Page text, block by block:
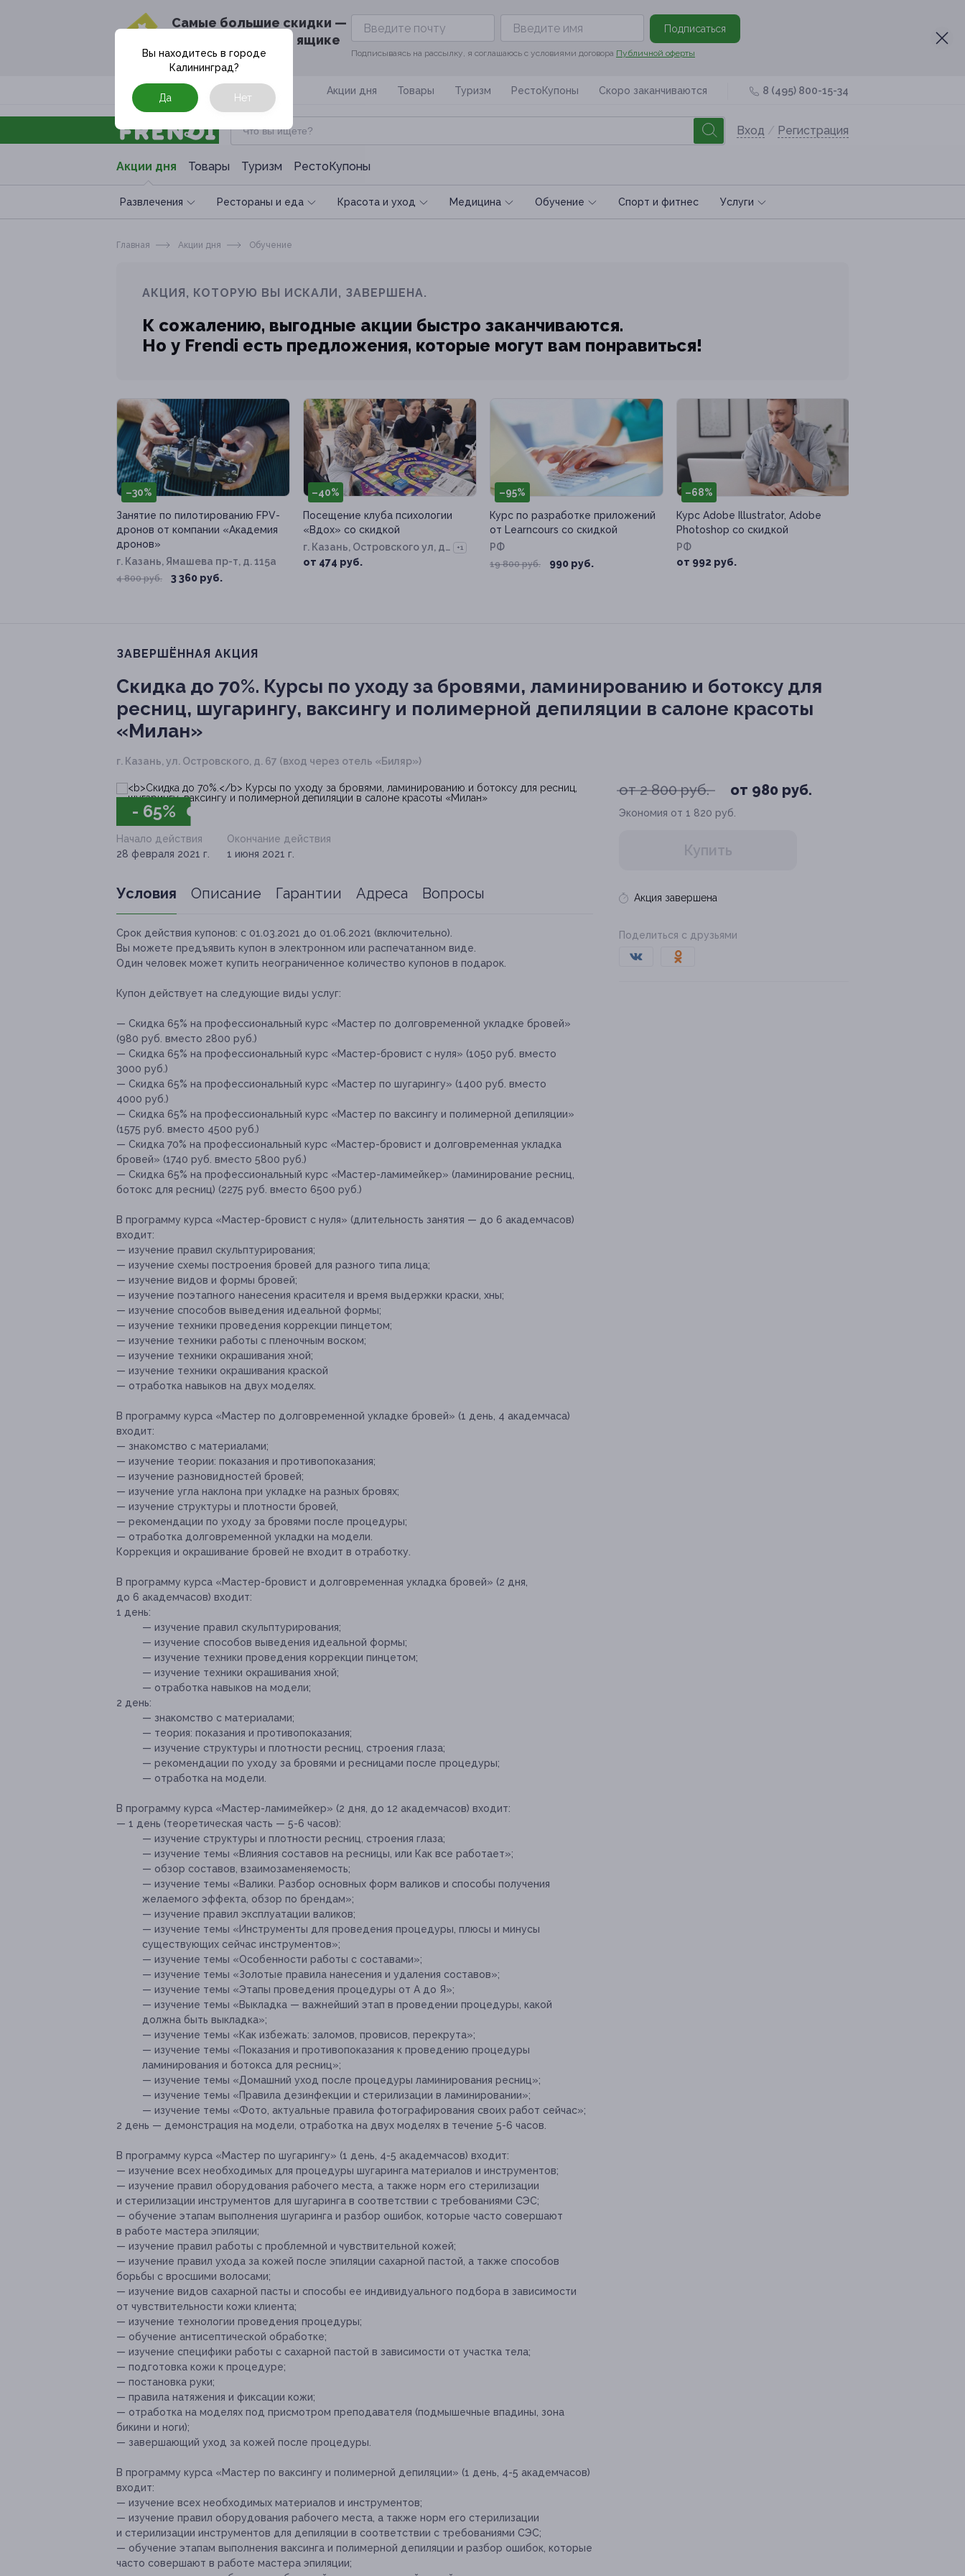
Cамые большие скидки —
в твоём почтовом ящике
Подписаться
Подписываясь на рассылку, я соглашаюсь с условиями договора Публичной оферты
Москва Акции дня Товары Туризм РестоКупоны Скоро заканчиваются 8 (495) 800-15-34
Вход / Регистрация
Акции дня Товары Туризм РестоКупоны
Развлечения Рестораны и еда Красота и уход Медицина Обучение Спoрт и фитнес Услуги
Вы находитесь в городе
Калининград?
Да Нет
Главная Акции дня Обучение
АКЦИЯ, КОТОРУЮ ВЫ ИСКАЛИ, ЗАВЕРШЕНА.
К сожалению, выгодные акции быстро заканчиваются.
Но у Frendi есть предложения, которые могут вам понравиться!
–30%
Занятие по пилотированию FPV-
дронов от компании «Академия
дронов»
г. Казань, Ямашева пр-т, д. 115а
4 800 руб. 3 360 руб.
–40%
Посещение клуба психологии
«Вдох» со скидкой
г. Казань, Островского ул, д.
31
+1
от 474 руб.
–95%
Курс по разработке приложений
от Learncours со скидкой
РФ
19 800 руб. 990 руб.
–68%
Курс Adobe Illustrator, Adobe
Photoshop со скидкой
РФ
от 992 руб.
ЗАВЕРШЁННАЯ АКЦИЯ
Скидка до 70%. Курсы по уходу за бровями, ламинированию и ботоксу для
ресниц, шугарингу, ваксингу и полимерной депиляции в салоне красоты
«Милан»
г. Казань, ул. Островского, д. 67 (вход через отель «Биляр»)
- 65%
от 2 800 руб. от 980 руб.
Экономия от 1 820 руб.
Купить
Акция завершена
Поделиться с друзьями
Начало действия
28 февраля 2021 г.
Окончание действия
1 июня 2021 г.
Условия Описание Гарантии Адреса Вопросы
Срок действия купонов: с 01.03.2021 до 01.06.2021 (включительно).
Вы можете предъявить купон в электронном или распечатанном виде.
Один человек может купить неограниченное количество купонов в подарок.
Купон действует на следующие виды услуг:
— Скидка 65% на профессиональный курс «Мастер по долговременной укладке бровей»
(980 руб. вместо 2800 руб.)
— Скидка 65% на профессиональный курс «Мастер-бровист с нуля» (1050 руб. вместо
3000 руб.)
— Скидка 65% на профессиональный курс «Мастер по шугарингу» (1400 руб. вместо
4000 руб.)
— Скидка 65% на профессиональный курс «Мастер по ваксингу и полимерной депиляции»
(1575 руб. вместо 4500 руб.)
— Скидка 70% на профессиональный курс «Мастер-бровист и долговременная укладка
бровей» (1740 руб. вместо 5800 руб.)
— Скидка 65% на профессиональный курс «Мастер-ламимейкер» (ламинирование ресниц,
ботокс для ресниц) (2275 руб. вместо 6500 руб.)
В программу курса «Мастер-бровист с нуля» (длительность занятия — до 6 академчасов)
входит:
— изучение правил скульптурирования;
— изучение схемы построения бровей для разного типа лица;
— изучение видов и формы бровей;
— изучение поэтапного нанесения красителя и время выдержки краски, хны;
— изучение способов выведения идеальной формы;
— изучение техники проведения коррекции пинцетом;
— изучение техники работы с пленочным воском;
— изучение техники окрашивания хной;
— изучение техники окрашивания краской
— отработка навыков на двух моделях.
В программу курса «Мастер по долговременной укладке бровей» (1 день, 4 академчаса)
входит:
— знакомство с материалами;
— изучение теории: показания и противопоказания;
— изучение разновидностей бровей;
— изучение угла наклона при укладке на разных бровях;
— изучение структуры и плотности бровей,
— рекомендации по уходу за бровями после процедуры;
— отработка долговременной укладки на модели.
Коррекция и окрашивание бровей не входит в отработку.
В программу курса «Мастер-бровист и долговременная укладка бровей» (2 дня,
до 6 академчасов) входит:
1 день:
— изучение правил скульптурирования;
— изучение способов выведения идеальной формы;
— изучение техники проведения коррекции пинцетом;
— изучение техники окрашивания хной;
— отработка навыков на модели;
2 день:
— знакомство с материалами;
— теория: показания и противопоказания;
— изучение структуры и плотности ресниц, строения глаза;
— рекомендации по уходу за бровями и ресницами после процедуры;
— отработка на модели.
В программу курса «Мастер-ламимейкер» (2 дня, до 12 академчасов) входит:
— 1 день (теоретическая часть — 5-6 часов):
— изучение структуры и плотности ресниц, строения глаза;
— изучение темы «Влияния составов на ресницы, или Как все работает»;
— обзор составов, взаимозаменяемость;
— изучение темы «Валики. Разбор основных форм валиков и способы получения
желаемого эффекта, обзор по брендам»;
— изучение правил эксплуатации валиков;
— изучение темы «Инструменты для проведения процедуры, плюсы и минусы
существующих сейчас инструментов»;
— изучение темы «Особенности работы с составами»;
— изучение темы «Золотые правила нанесения и удаления составов»;
— изучение темы «Этапы проведения процедуры от А до Я»;
— изучение темы «Выкладка — важнейший этап в проведении процедуры, какой
должна быть выкладка»;
— изучение темы «Как избежать: заломов, провисов, перекрута»;
— изучение темы «Показания и противопоказания к проведению процедуры
ламинирования и ботокса для ресниц»;
— изучение темы «Домашний уход после процедуры ламинирования ресниц»;
— изучение темы «Правила дезинфекции и стерилизации в ламинировании»;
— изучение темы «Фото, актуальные правила фотографирования своих работ сейчас»;
2 день — демонстрация на модели, отработка на двух моделях в течение 5-6 часов.
В программу курса «Мастер по шугарингу» (1 день, 4-5 академчасов) входит:
— изучение всех необходимых для процедуры шугаринга материалов и инструментов;
— изучение правил оборудования рабочего места, а также норм его стерилизации
и стерилизации инструментов для шугаринга в соответствии с требованиями СЭС;
— обучение этапам выполнения шугаринга и разбор ошибок, которые часто совершают
в работе мастера эпиляции;
— изучение правил работы с проблемной и чувствительной кожей;
— изучение правил ухода за кожей после эпиляции сахарной пастой, а также способов
борьбы с вросшими волосами;
— изучение видов сахарной пасты и способы ее индивидуального подбора в зависимости
от чувствительности кожи клиента;
— изучение технологии проведения процедуры;
— обучение антисептической обработке;
— изучение специфики работы с сахарной пастой в зависимости от участка тела;
— подготовка кожи к процедуре;
— постановка руки;
— правила натяжения и фиксации кожи;
— отработка на моделях под присмотром преподавателя (подмышечные впадины, зона
бикини и ноги);
— завершающий уход за кожей после процедуры.
В программу курса «Мастер по ваксингу и полимерной депиляции» (1 день, 4-5 академчасов)
входит:
— изучение всех необходимых материалов и инструментов;
— изучение правил оборудования рабочего места, а также норм его стерилизации
и стерилизации инструментов для депиляции в соответствии с требованиями СЭС;
— обучение этапам выполнения ваксинга и полимерной депиляции и разбор ошибок, которые
часто совершают в работе мастера эпиляции;